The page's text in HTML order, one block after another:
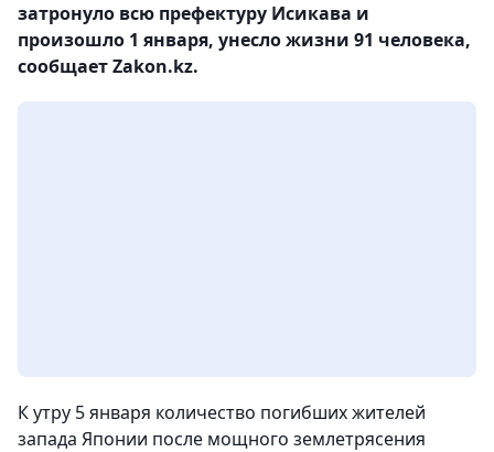
затронуло всю префектуру Исикава и
произошло 1 января, унесло жизни 91 человека,
сообщает Zakon.kz.
К утру 5 января количество погибших жителей
запада Японии после мощного землетрясения